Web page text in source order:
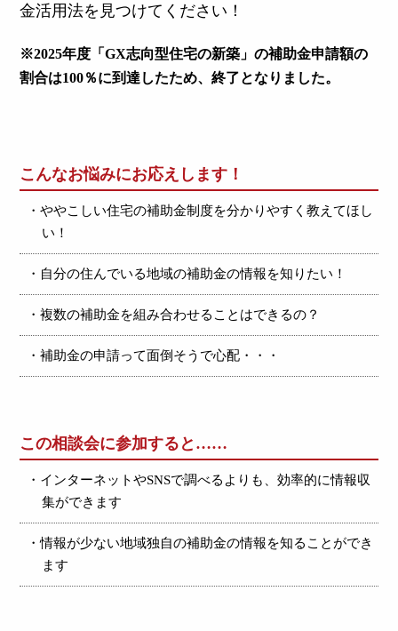
金活用法を見つけてください！
※2025年度「GX志向型住宅の新築」の補助金申請額の
割合は100％に到達したため、終了となりました。
こんなお悩みにお応えします！
・ややこしい住宅の補助金制度を分かりやすく教えてほし
い！
・自分の住んでいる地域の補助金の情報を知りたい！
・複数の補助金を組み合わせることはできるの？
・補助金の申請って面倒そうで心配・・・
この相談会に参加すると……
・インターネットやSNSで調べるよりも、効率的に情報収
集ができます
・情報が少ない地域独自の補助金の情報を知ることができ
ます